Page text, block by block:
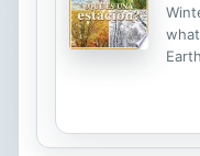
26
la
Mi